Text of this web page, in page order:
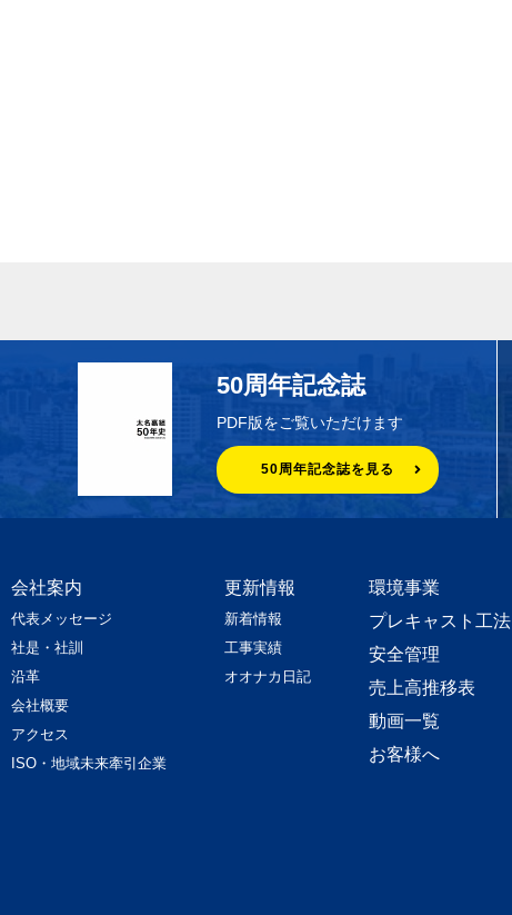
50周年記念誌
PDF版をご覧いただけます
50周年記念誌を見る
会社案内
代表メッセージ
社是・社訓
沿革
会社概要
アクセス
ISO・地域未来牽引企業
更新情報
新着情報
工事実績
オオナカ日記
環境事業
プレキャスト工法
安全管理
売上高推移表
動画一覧
お客様へ